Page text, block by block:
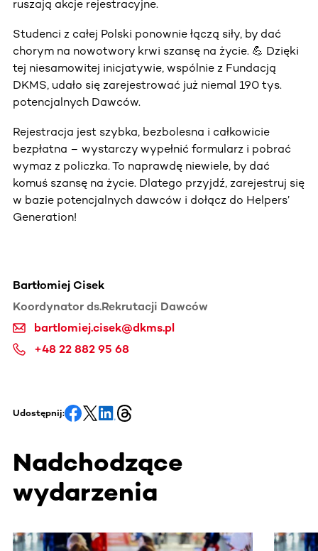
ruszają akcje rejestracyjne.
Studenci z całej Polski ponownie łączą siły, by dać
chorym na nowotwory krwi szansę na życie. 💪 Dzięki
tej niesamowitej inicjatywie, wspólnie z Fundacją
DKMS, udało się zarejestrować już niemal 190 tys.
potencjalnych Dawców.
Rejestracja jest szybka, bezbolesna i całkowicie
bezpłatna – wystarczy wypełnić formularz i pobrać
wymaz z policzka. To naprawdę niewiele, by dać
komuś szansę na życie. Dlatego przyjdź, zarejestruj się
w bazie potencjalnych dawców i dołącz do Helpers’
Generation!
Bartłomiej Cisek
Koordynator ds.Rekrutacji Dawców
bartlomiej.cisek@dkms.pl
+48 22 882 95 68
Udostępnij:
Nadchodzące
wydarzenia
Ta sekcja zawiera treści przewijane w poziomie. Użyj